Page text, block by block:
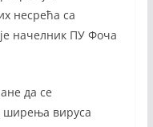
несрећа са
начелник ПУ Фоча
да се
ширења вируса